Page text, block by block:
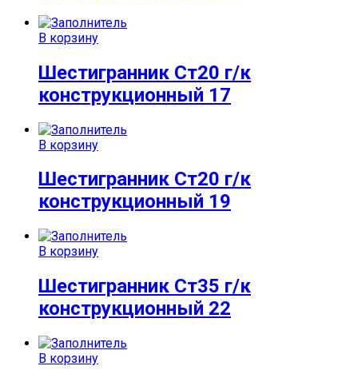
В корзину
Шестигранник Ст20 г/к
конструкционный 17
В корзину
Шестигранник Ст20 г/к
конструкционный 19
В корзину
Шестигранник Ст35 г/к
конструкционный 22
В корзину